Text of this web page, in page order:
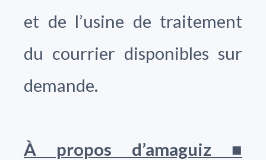
et de l’usine de traitement
du courrier disponibles sur
demande.
À propos d’amaguiz ■